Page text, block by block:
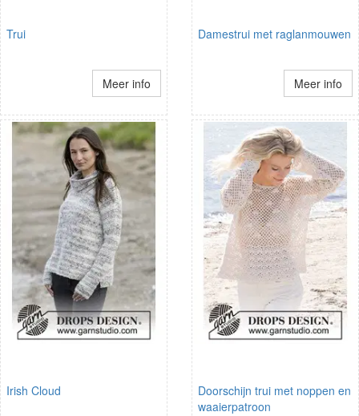
Trui
Meer info
Damestrui met raglanmouwen
Meer info
Irish Cloud
Doorschijn trui met noppen en
waaierpatroon